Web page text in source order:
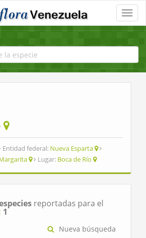
Toggle
Entidad federal: Nueva Esparta
Lugar: Boca de Río
reportadas para el
1
Nueva búsqueda